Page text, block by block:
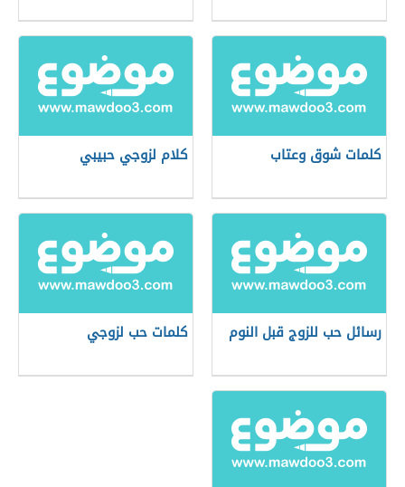
كلمات شوق وعتاب كلام لزوجي حبيبي
رسائل حب للزوج قبل النوم كلمات حب لزوجي